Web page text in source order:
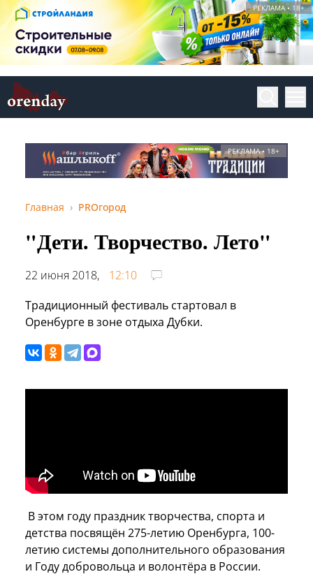
РЕКЛАМА • 18+
РЕКЛАМА • 18+
Главная PROгород
"Дети. Творчество. Лето"
22 июня 2018,
12:10
Традиционный фестиваль стартовал в
Оренбурге в зоне отдыха Дубки.
В этом году праздник творчества, спорта и
детства посвящён 275-летию Оренбурга, 100-
летию системы дополнительного образования
и Году добровольца и волонтёра в России.